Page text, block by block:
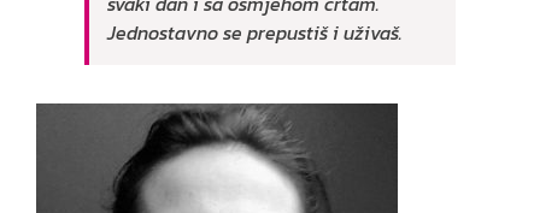
Jednostavno se prepustiš i uživaš.